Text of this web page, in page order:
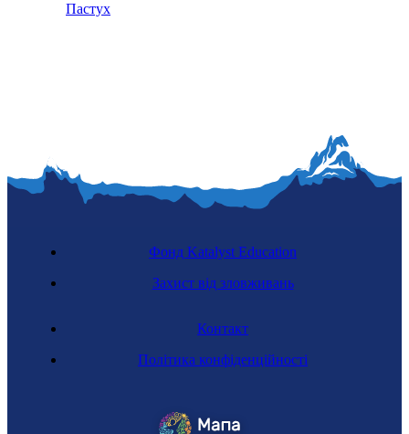
Пастух
Контакт
Політика конфіденційності
Фонд Katalyst Education
Захист від зловживань